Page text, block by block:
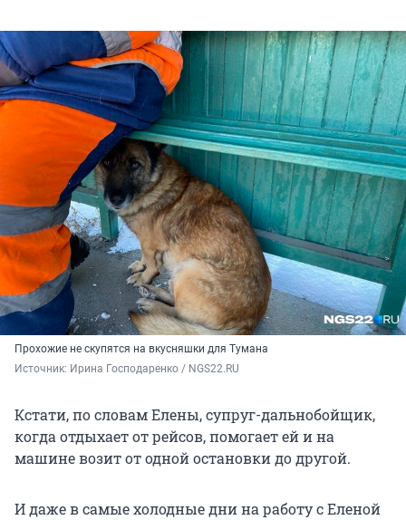
Прохожие не скупятся на вкусняшки для Тумана
Источник: Ирина Господаренко / NGS22.RU
Кстати, по словам Елены, супруг-дальнобойщик,
когда отдыхает от рейсов, помогает ей и на
машине возит от одной остановки до другой.
И даже в самые холодные дни на работу с Еленой